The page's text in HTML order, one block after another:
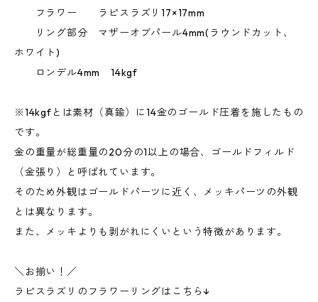
フラワー ラピスラズリ17×17mm
リング部分 マザーオブパール4mm(ラウンドカット、
ホワイト)
ロンデル4mm 14kgf
※14kgfとは素材（真鍮）に14金のゴールド圧着を施したもの
です。
金の重量が総重量の20分の1以上の場合、ゴールドフィルド
（金張り）と呼ばれています。
そのため外観はゴールドパーツに近く、メッキパーツの外観
とは異なります。
また、メッキよりも剥がれにくいという特徴があります。
＼お揃い！／
ラピスラズリのフラワーリングはこちら↓